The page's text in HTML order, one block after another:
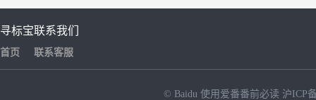
寻标宝
首页
联系我们
联系客服
© Baidu 使用爱番番前必读 沪ICP